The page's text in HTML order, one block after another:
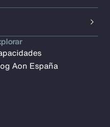
Aon España